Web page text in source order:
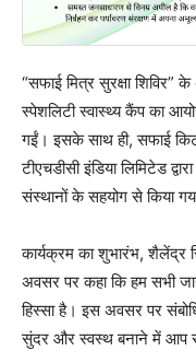
“सफाई मित्र सुरक्षा शिविर”
स्पेशलिटी स्वास्थ्य कैंप का
गईं। इसके साथ ही, सफाई
टीएचडीसी इंडिया लिमिटेड
संस्थानों के सहयोग से किया
कार्यक्रम का शुभारंभ, शैलेंद्र
अवसर पर कहा कि हम सभी
हिस्सा है। इस अवसर पर
सुंदर और स्वस्थ बनाने में आप